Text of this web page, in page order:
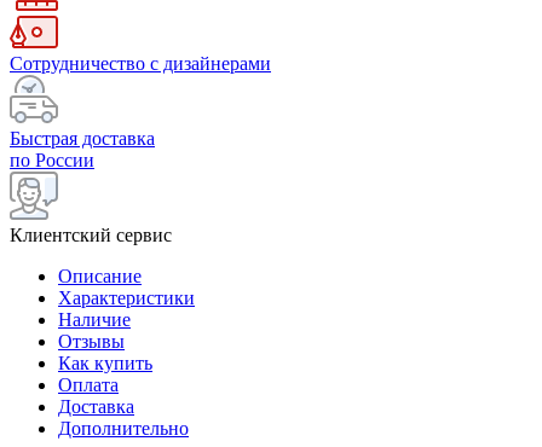
Сотрудничество с дизайнерами
Быстрая доставка
по России
Клиентский сервис
Описание
Характеристики
Наличие
Отзывы
Как купить
Оплата
Доставка
Дополнительно